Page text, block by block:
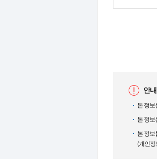
안
본 정보
본 정보
본 정보
(개인정